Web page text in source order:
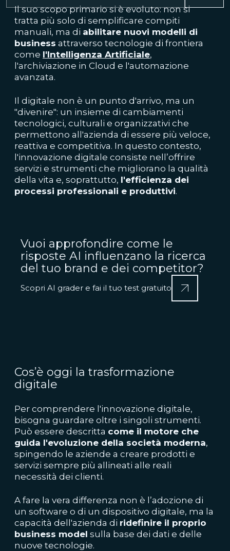
Il suo scopo primario si è evoluto: non si
tratta più solo di semplificare compiti
manuali, ma di abilitare nuovi modelli di
business attraverso tecnologie di frontiera
come l'Intelligenza Artificiale,
l'archiviazione in Cloud e l'automazione
avanzata.
Il digitale non è un punto d'arrivo, ma un
"divenire": un insieme di cambiamenti
tecnologici, culturali e organizzativi che
permettono all'azienda di essere più veloce,
reattiva e competitiva. In questo contesto,
l'innovazione digitale consiste nell’offrire
servizi e strumenti che migliorano la qualità
della vita e, soprattutto, l'efficienza dei
processi professionali e produttivi.
Vuoi approfondire come le
risposte AI influenzano la ricerca
del tuo brand e dei competitor?
Scopri AI grader e fai il tuo test gratuito
Cos’è oggi la trasformazione
digitale
Per comprendere l'innovazione digitale,
bisogna guardare oltre i singoli strumenti.
Può essere descritta come il motore che
guida l'evoluzione della società moderna,
spingendo le aziende a creare prodotti e
servizi sempre più allineati alle reali
necessità dei clienti.
A fare la vera differenza non è l’adozione di
un software o di un dispositivo digitale, ma la
capacità dell'azienda di ridefinire il proprio
business model sulla base dei dati e delle
nuove tecnologie.